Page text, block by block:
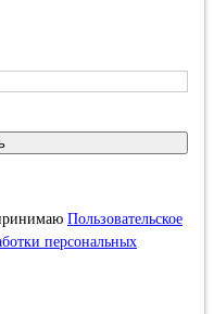
Пользовательское
персональных